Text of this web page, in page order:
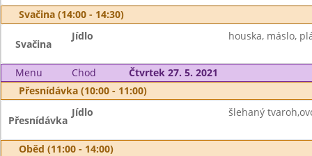
Svačina (14:00 - 14:30)
Svačina
Jídlo houska, máslo,
Menu Chod
Čtvrtek 27. 5. 2021
Přesnídávka (10:00 - 11:00)
Přesnídávka
Jídlo šlehaný
Oběd (11:00 - 14:00)